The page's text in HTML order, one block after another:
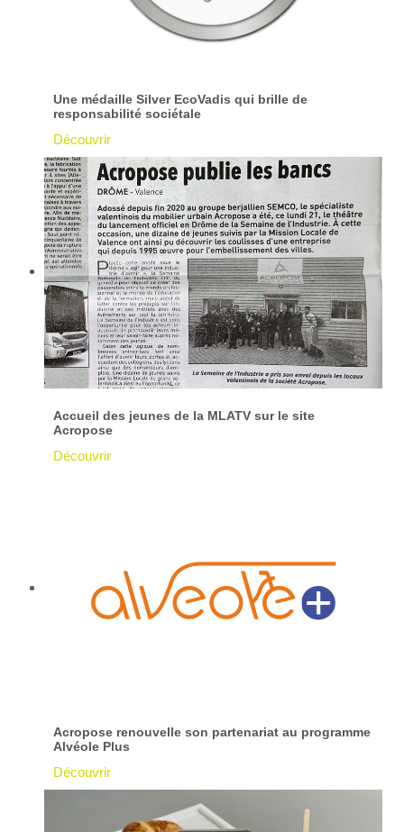
Une médaille Silver EcoVadis qui brille de
responsabilité sociétale
Découvrir
Accueil des jeunes de la MLATV sur le site
Acropose
Découvrir
Acropose renouvelle son partenariat au programme
Alvéole Plus
Découvrir